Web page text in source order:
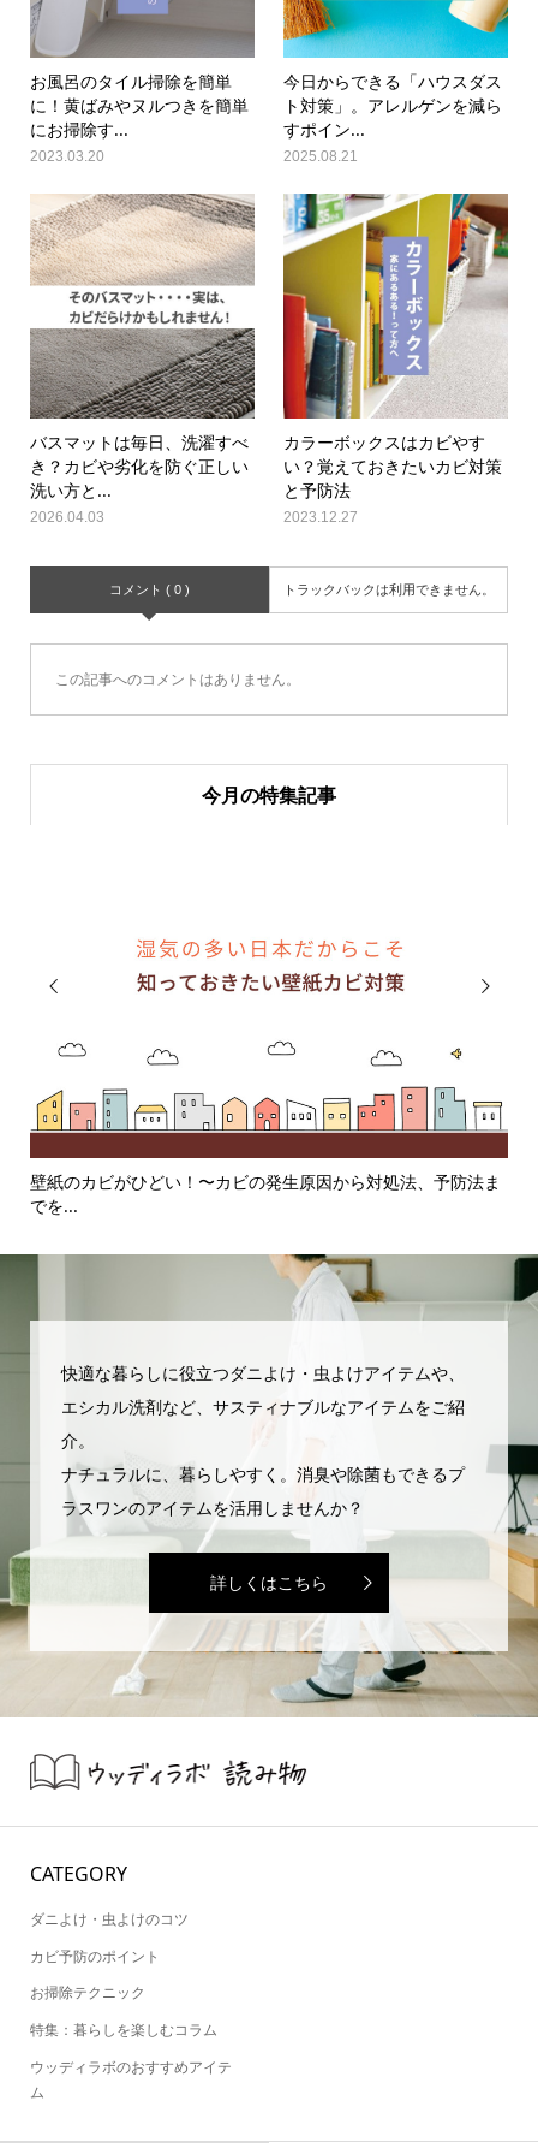
お風呂のタイル掃除を簡単
に！黄ばみやヌルつきを簡単
にお掃除す...
2023.03.20
今日からできる「ハウスダス
ト対策」。アレルゲンを減ら
すポイン...
2025.08.21
バスマットは毎日、洗濯すべ
き？カビや劣化を防ぐ正しい
洗い方と...
2026.04.03
カラーボックスはカビやす
い？覚えておきたいカビ対策
と予防法
2023.12.27
コメント ( 0 ) トラックバックは利用できません。
この記事へのコメントはありません。
今月の特集記事

壁紙のカビがひどい！〜カビの発生原因から対処法、予防法ま
でを...

快適な暮らしに役立つダニよけ・虫よけアイテムや、
エシカル洗剤など、サスティナブルなアイテムをご紹
介。
ナチュラルに、暮らしやすく。消臭や除菌もできるプ
ラスワンのアイテムを活用しませんか？
詳しくはこちら
CATEGORY
ダニよけ・虫よけのコツ
カビ予防のポイント
お掃除テクニック
特集：暮らしを楽しむコラム
ウッディラボのおすすめアイテ
ム